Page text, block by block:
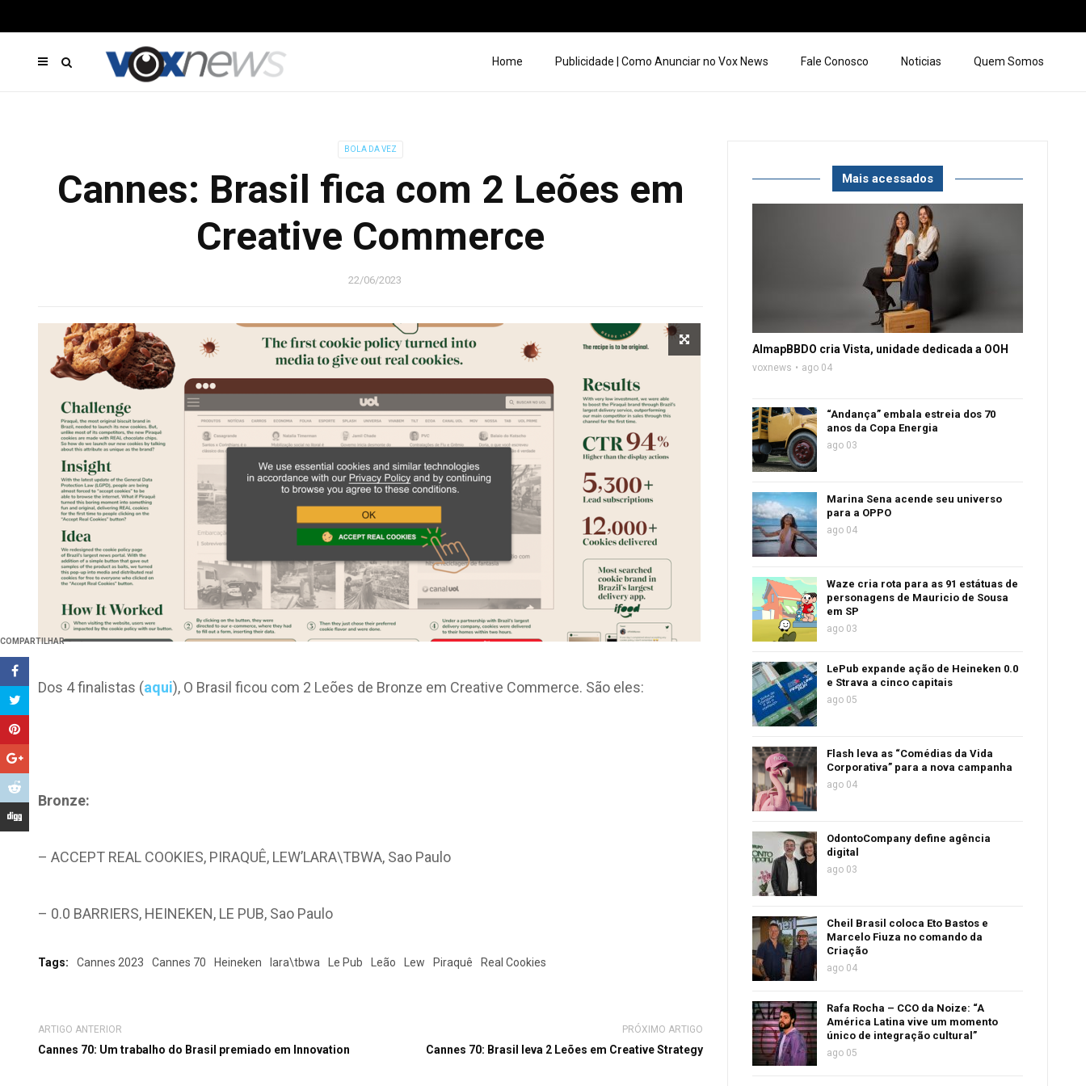
Home Publicidade | Como Anunciar no Vox News Fale Conosco Noticias Quem Somos
BOLA DA VEZ
Cannes: Brasil fica com 2 Leões em
Creative Commerce
22/06/2023
COMPARTILHAR
Dos 4 finalistas (aqui), O Brasil ficou com 2 Leões de Bronze em Creative Commerce. São eles:
Bronze:
– ACCEPT REAL COOKIES, PIRAQUÊ, LEW’LARA\TBWA, Sao Paulo
– 0.0 BARRIERS, HEINEKEN, LE PUB, Sao Paulo
Tags: Cannes 2023 Cannes 70 Heineken lara\tbwa Le Pub Leão Lew Piraquê Real Cookies
ARTIGO ANTERIOR
Cannes 70: Um trabalho do Brasil premiado em Innovation
PRÓXIMO ARTIGO
Cannes 70: Brasil leva 2 Leões em Creative Strategy
Mais acessados
AlmapBBDO cria Vista, unidade dedicada a OOH
voxnews ago 04
“Andança” embala estreia dos 70
anos da Copa Energia
ago 03
Marina Sena acende seu universo
para a OPPO
ago 04
Waze cria rota para as 91 estátuas de
personagens de Mauricio de Sousa
em SP
ago 03
LePub expande ação de Heineken 0.0
e Strava a cinco capitais
ago 05
Flash leva as “Comédias da Vida
Corporativa” para a nova campanha
ago 04
OdontoCompany define agência
digital
ago 03
Cheil Brasil coloca Eto Bastos e
Marcelo Fiuza no comando da
Criação
ago 04
Rafa Rocha – CCO da Noize: “A
América Latina vive um momento
único de integração cultural”
ago 05